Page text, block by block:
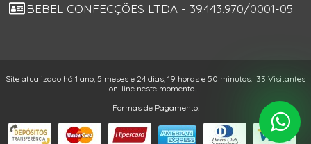
BEBEL CONFECÇÕES LTDA - 39.443.970/0001-05
Site atualizado há 1 ano, 5 meses e 24 dias, 19 horas e 50 minutos. 33 Visitantes
on-line neste momento
Formas de Pagamento: